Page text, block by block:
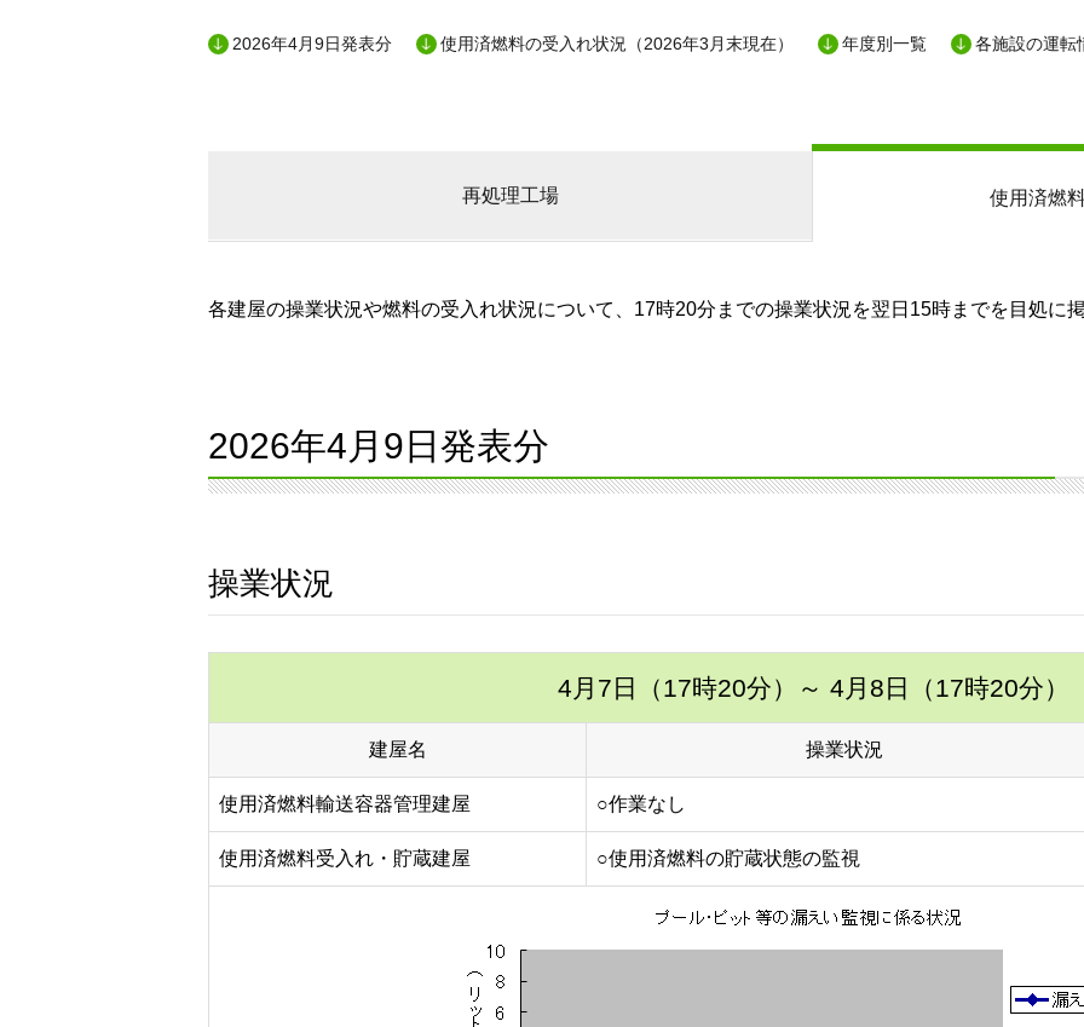
2026年4月9日発表分 使用済燃料の受入れ状況（2026年3月末現在） 年度別一覧 各施設の運転
再処理工場 使用済燃
各建屋の操業状況や燃料の受入れ状況について、17時20分までの操業状況を翌日15時までを目処に
2026年4月9日発表分
操業状況
4月7日（17時20分） ～ 4月8日（17時20分）
建屋名 操業状況
使用済燃料輸送容器管理建屋 ○作業なし
使用済燃料受入れ・貯蔵建屋 ○使用済燃料の貯蔵状態の監視